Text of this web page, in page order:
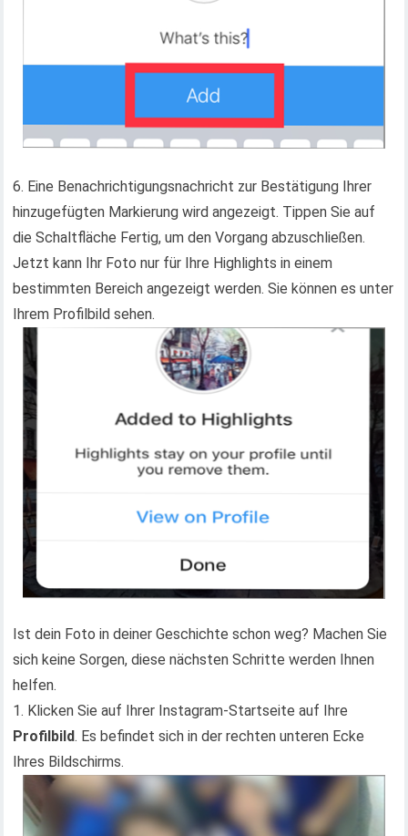
6. Eine Benachrichtigungsnachricht zur Bestätigung Ihrer
hinzugefügten Markierung wird angezeigt. Tippen Sie auf
die Schaltfläche Fertig, um den Vorgang abzuschließen.
Jetzt kann Ihr Foto nur für Ihre Highlights in einem
bestimmten Bereich angezeigt werden. Sie können es unter
Ihrem Profilbild sehen.
Ist dein Foto in deiner Geschichte schon weg? Machen Sie
sich keine Sorgen, diese nächsten Schritte werden Ihnen
helfen.
1. Klicken Sie auf Ihrer Instagram-Startseite auf Ihre
Profilbild. Es befindet sich in der rechten unteren Ecke
Ihres Bildschirms.